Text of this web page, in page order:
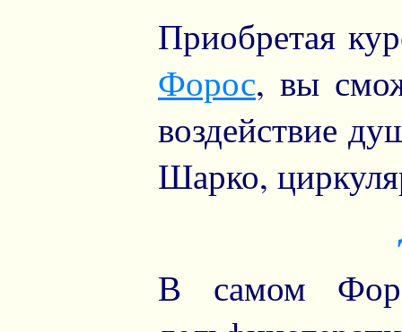
Приобретая
Форос, вы
воздействие
Шарко,
В самом